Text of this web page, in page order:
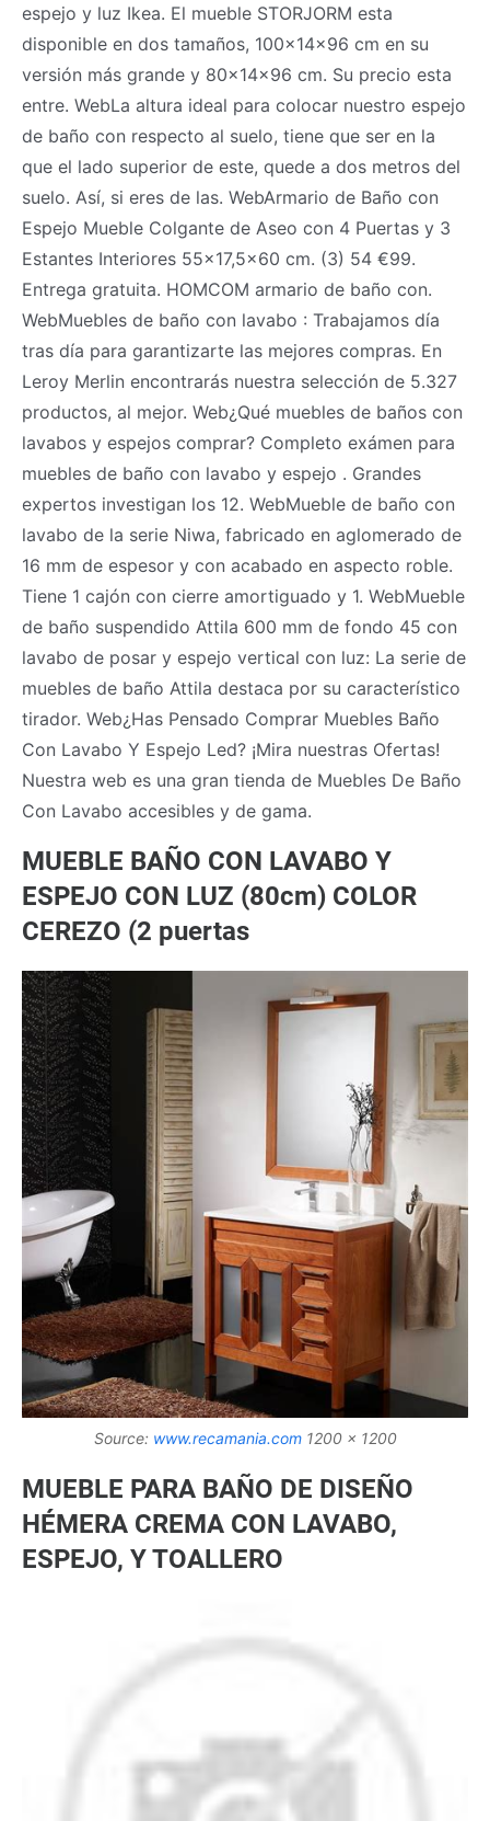
espejo y luz Ikea. El mueble STORJORM esta
disponible en dos tamaños, 100x14x96 cm en su
versión más grande y 80x14x96 cm. Su precio esta
entre. WebLa altura ideal para colocar nuestro espejo
de baño con respecto al suelo, tiene que ser en la
que el lado superior de este, quede a dos metros del
suelo. Así, si eres de las. WebArmario de Baño con
Espejo Mueble Colgante de Aseo con 4 Puertas y 3
Estantes Interiores 55x17,5x60 cm. (3) 54 €99.
Entrega gratuita. HOMCOM armario de baño con.
WebMuebles de baño con lavabo : Trabajamos día
tras día para garantizarte las mejores compras. En
Leroy Merlin encontrarás nuestra selección de 5.327
productos, al mejor. Web¿Qué muebles de baños con
lavabos y espejos comprar? Completo exámen para
muebles de baño con lavabo y espejo . Grandes
expertos investigan los 12. WebMueble de baño con
lavabo de la serie Niwa, fabricado en aglomerado de
16 mm de espesor y con acabado en aspecto roble.
Tiene 1 cajón con cierre amortiguado y 1. WebMueble
de baño suspendido Attila 600 mm de fondo 45 con
lavabo de posar y espejo vertical con luz: La serie de
muebles de baño Attila destaca por su característico
tirador. Web¿Has Pensado Comprar Muebles Baño
Con Lavabo Y Espejo Led? ¡Mira nuestras Ofertas!
Nuestra web es una gran tienda de Muebles De Baño
Con Lavabo accesibles y de gama.
MUEBLE BAÑO CON LAVABO Y
ESPEJO CON LUZ (80cm) COLOR
CEREZO (2 puertas
Source: www.recamania.com1200 x 1200
MUEBLE PARA BAÑO DE DISEÑO
HÉMERA CREMA CON LAVABO,
ESPEJO, Y TOALLERO